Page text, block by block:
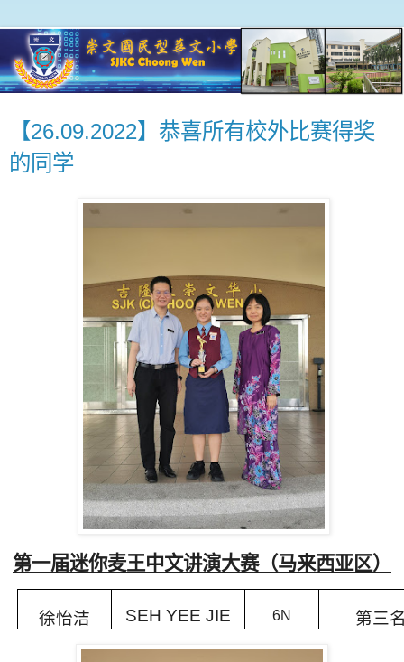
【26.09.2022】恭喜所有校外比赛得奖
的同学
第一届迷你麦王中文讲演大赛（马来西亚区）
徐怡洁 SEH YEE JIE 6N 第三